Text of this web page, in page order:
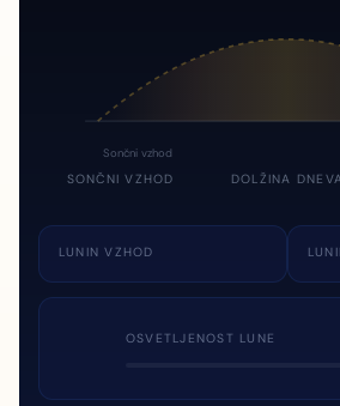
Sončni vzhod
SONČNI VZHOD DOLŽINA
LUNIN VZHOD
OSVETLJENOST LUNE